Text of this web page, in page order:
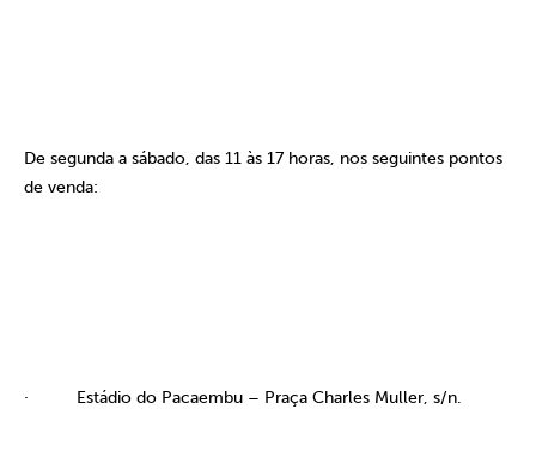
De segunda a sábado, das 11 às 17 horas, nos seguintes pontos
de venda:
· Estádio do Pacaembu – Praça Charles Muller, s/n.